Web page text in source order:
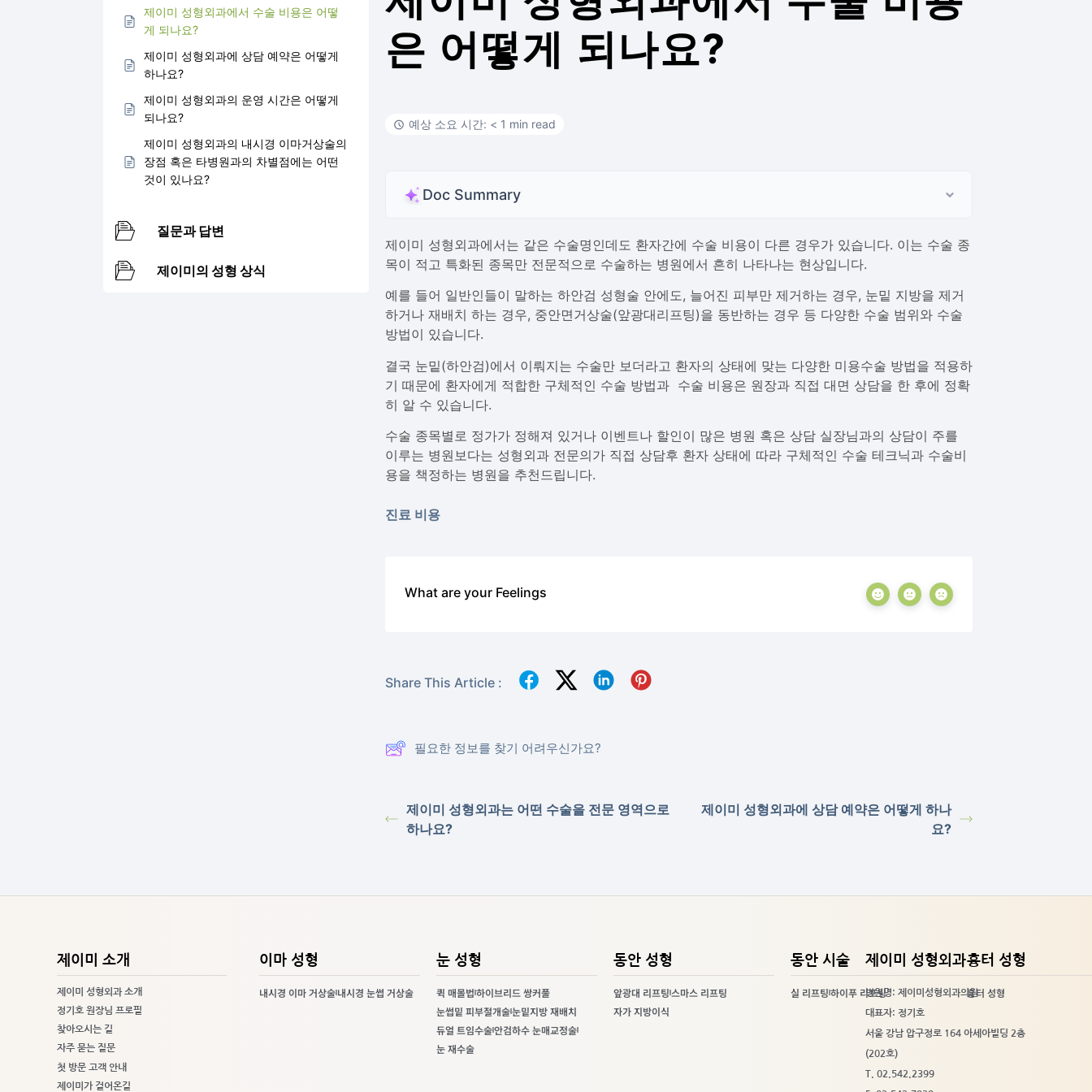
제이미 성형외과에서 수술 비용은 어떻
게 되나요?
제이미 성형외과에 상담 예약은 어떻게
하나요?
제이미 성형외과의 운영 시간은 어떻게
되나요?
제이미 성형외과의 내시경 이마거상술의
장점 혹은 타병원과의 차별점에는 어떤
것이 있나요?
질문과 답변
제이미의 성형 상식
은 어떻게 되나요?
예상 소요 시간: < 1 min read
Doc Summary
제이미 성형외과에서는 같은 수술명인데도 환자간에 수술 비용이 다른 경우가 있습니다. 이는 수술 종
목이 적고 특화된 종목만 전문적으로 수술하는 병원에서 흔히 나타나는 현상입니다.
예를 들어 일반인들이 말하는 하안검 성형술 안에도, 늘어진 피부만 제거하는 경우, 눈밑 지방을 제거
하거나 재배치 하는 경우, 중안면거상술(앞광대리프팅)을 동반하는 경우 등 다양한 수술 범위와 수술
방법이 있습니다.
결국 눈밑(하안검)에서 이뤄지는 수술만 보더라고 환자의 상태에 맞는 다양한 미용수술 방법을 적용하
기 때문에 환자에게 적합한 구체적인 수술 방법과 수술 비용은 원장과 직접 대면 상담을 한 후에 정확
히 알 수 있습니다.
수술 종목별로 정가가 정해져 있거나 이벤트나 할인이 많은 병원 혹은 상담 실장님과의 상담이 주를
이루는 병원보다는 성형외과 전문의가 직접 상담후 환자 상태에 따라 구체적인 수술 테크닉과 수술비
용을 책정하는 병원을 추천드립니다.
진료 비용
What are your Feelings
Share This Article :
필요한 정보를 찾기 어려우신가요?
제이미 성형외과는 어떤 수술을 전문 영역으로
하나요?
제이미 성형외과에 상담 예약은 어떻게 하나
요?
제이미 소개
제이미 성형외과 소개
정기호 원장님 프로필
찾아오시는 길
자주 묻는 질문
첫 방문 고객 안내
제이미가 걸어온길
이마 성형
내시경 이마 거상술내시경 눈썹 거상술
눈 성형
퀵 매몰법하이브리드 쌍커풀
눈썹밑 피부절개술눈밑지방 재배치
듀얼 트임수술안검하수 눈매교정술
눈 재수술
동안 성형
앞광대 리프팅스마스 리프팅
자가 지방이식
동안 시술
실 리프팅하이푸 리프팅
흉터 성형
흉터 성형
제이미 성형외과
병원명: 제이미성형외과의원
대표자: 정기호
서울 강남 압구정로 164 아세아빌딩 2층
(202호)
T. 02.542.2399